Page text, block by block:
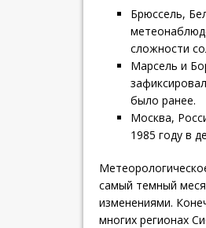
Брюссель,
сложности
Марсель и
было ранее.
Москва,
1985 году в
самый темный
изменениями.
многих регионах